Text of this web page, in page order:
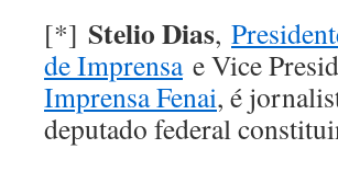
[*] Stelio Dias,
de Imprensae Vice
Imprensa Fenai, é
deputado federal